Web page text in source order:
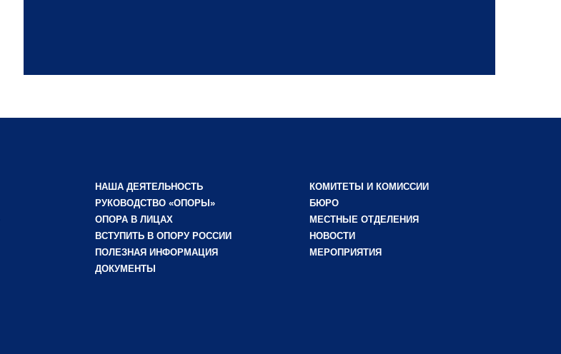
НАША ДЕЯТЕЛЬНОСТЬ
РУКОВОДСТВО «ОПОРЫ»
ОПОРА В ЛИЦАХ
ВСТУПИТЬ В ОПОРУ РОССИИ
ПОЛЕЗНАЯ ИНФОРМАЦИЯ
ДОКУМЕНТЫ
КОМИТЕТЫ И КОМИССИИ
БЮРО
МЕСТНЫЕ ОТДЕЛЕНИЯ
НОВОСТИ
МЕРОПРИЯТИЯ